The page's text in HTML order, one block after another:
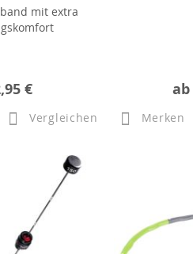
mit extra
€
Vergleichen
ab
Merken